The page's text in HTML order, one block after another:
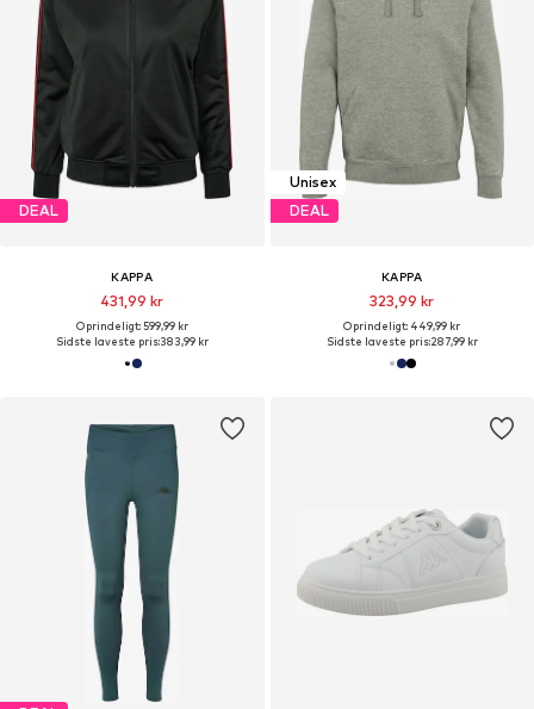
DEAL
KAPPA
431,99 kr
Oprindeligt: 599,99 kr
Sidste laveste pris:383,99 kr
Unisex
DEAL
KAPPA
323,99 kr
Oprindeligt: 449,99 kr
Sidste laveste pris:287,99 kr